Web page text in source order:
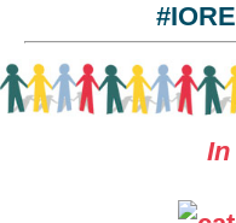
In